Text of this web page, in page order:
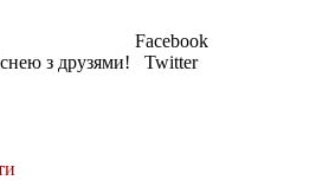
з друзями!
Facebook
Twitter